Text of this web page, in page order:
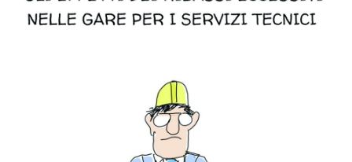
PROFESSIONE
IN QUESTO NUMERO
SCENARIO ECONOMICO
SPAZIO APERTO